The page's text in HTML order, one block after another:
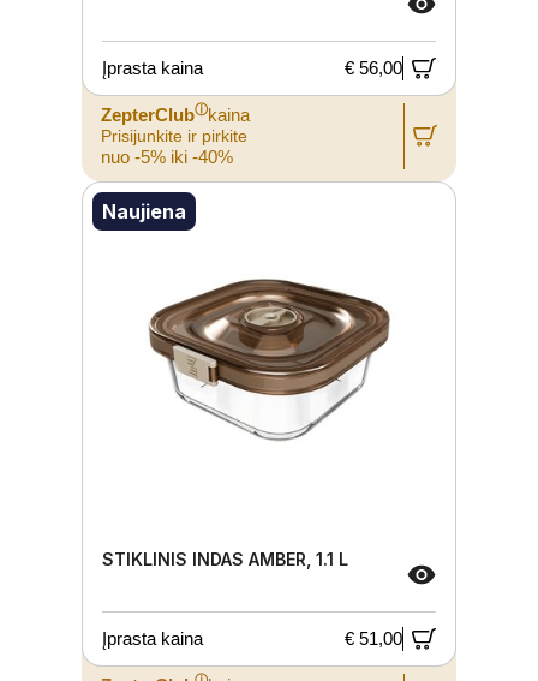
Įprasta kaina € 56,00
ZepterClubⓘkaina
Prisijunkite ir pirkite
nuo -5% iki -40%
Naujiena
STIKLINIS INDAS AMBER, 1.1 L
Įprasta kaina € 51,00